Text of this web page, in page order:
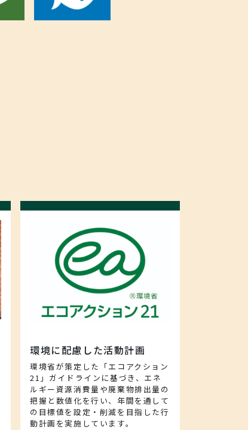
環境に配慮した活動計画
環境省が策定した「エコアクション
21」ガイドラインに基づき、エネ
ルギー資源消費量や廃棄物排出量の
把握と数値化を行い、年間を通して
の目標値を設定・削減を目指した行
動計画を実施しています。